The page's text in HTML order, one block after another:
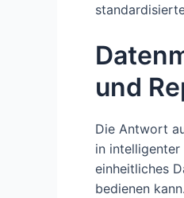
und
Die Antwort
in intelligenter
einheitliches
bedienen